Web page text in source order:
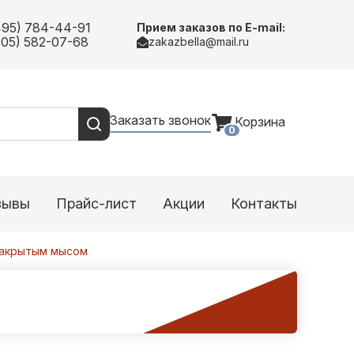
784-44-91
582-07-68
Прием заказов по E-mail:
zakazbella@mail.ru
Заказать звонок Корзина
0
Прайс-лист Акции Контакты
мысом